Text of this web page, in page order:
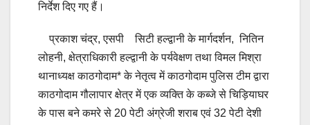
निर्देश दिए गए हैं।
प्रकाश चंद्र, एसपी सिटी हल्द्वानी के मार्गदर्शन, नितिन
लोहनी, क्षेत्राधिकारी हल्द्वानी के पर्यवेक्षण तथा विमल मिश्रा
थानाध्यक्ष काठगोदाम* के नेतृत्व में काठगोदाम पुलिस टीम द्वारा
काठगोदाम गौलापार क्षेत्र में एक व्यक्ति के कब्जे से चिड़ियाघर
के पास बने कमरे से 20 पेटी अंग्रेजी शराब एवं 32 पेटी देशी